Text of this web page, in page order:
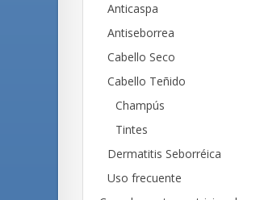
Anticaspa
Antiseborrea
Cabello Seco
Cabello Teñido
Champús
Tintes
Dermatitis Seborréica
Uso frecuente